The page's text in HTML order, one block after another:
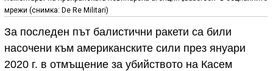
мрежи (снимка: De Re Militari)
За последен път балистични ракети са били
насочени към американските сили през януари
2020 г. в отмъщение за убийството на Касем